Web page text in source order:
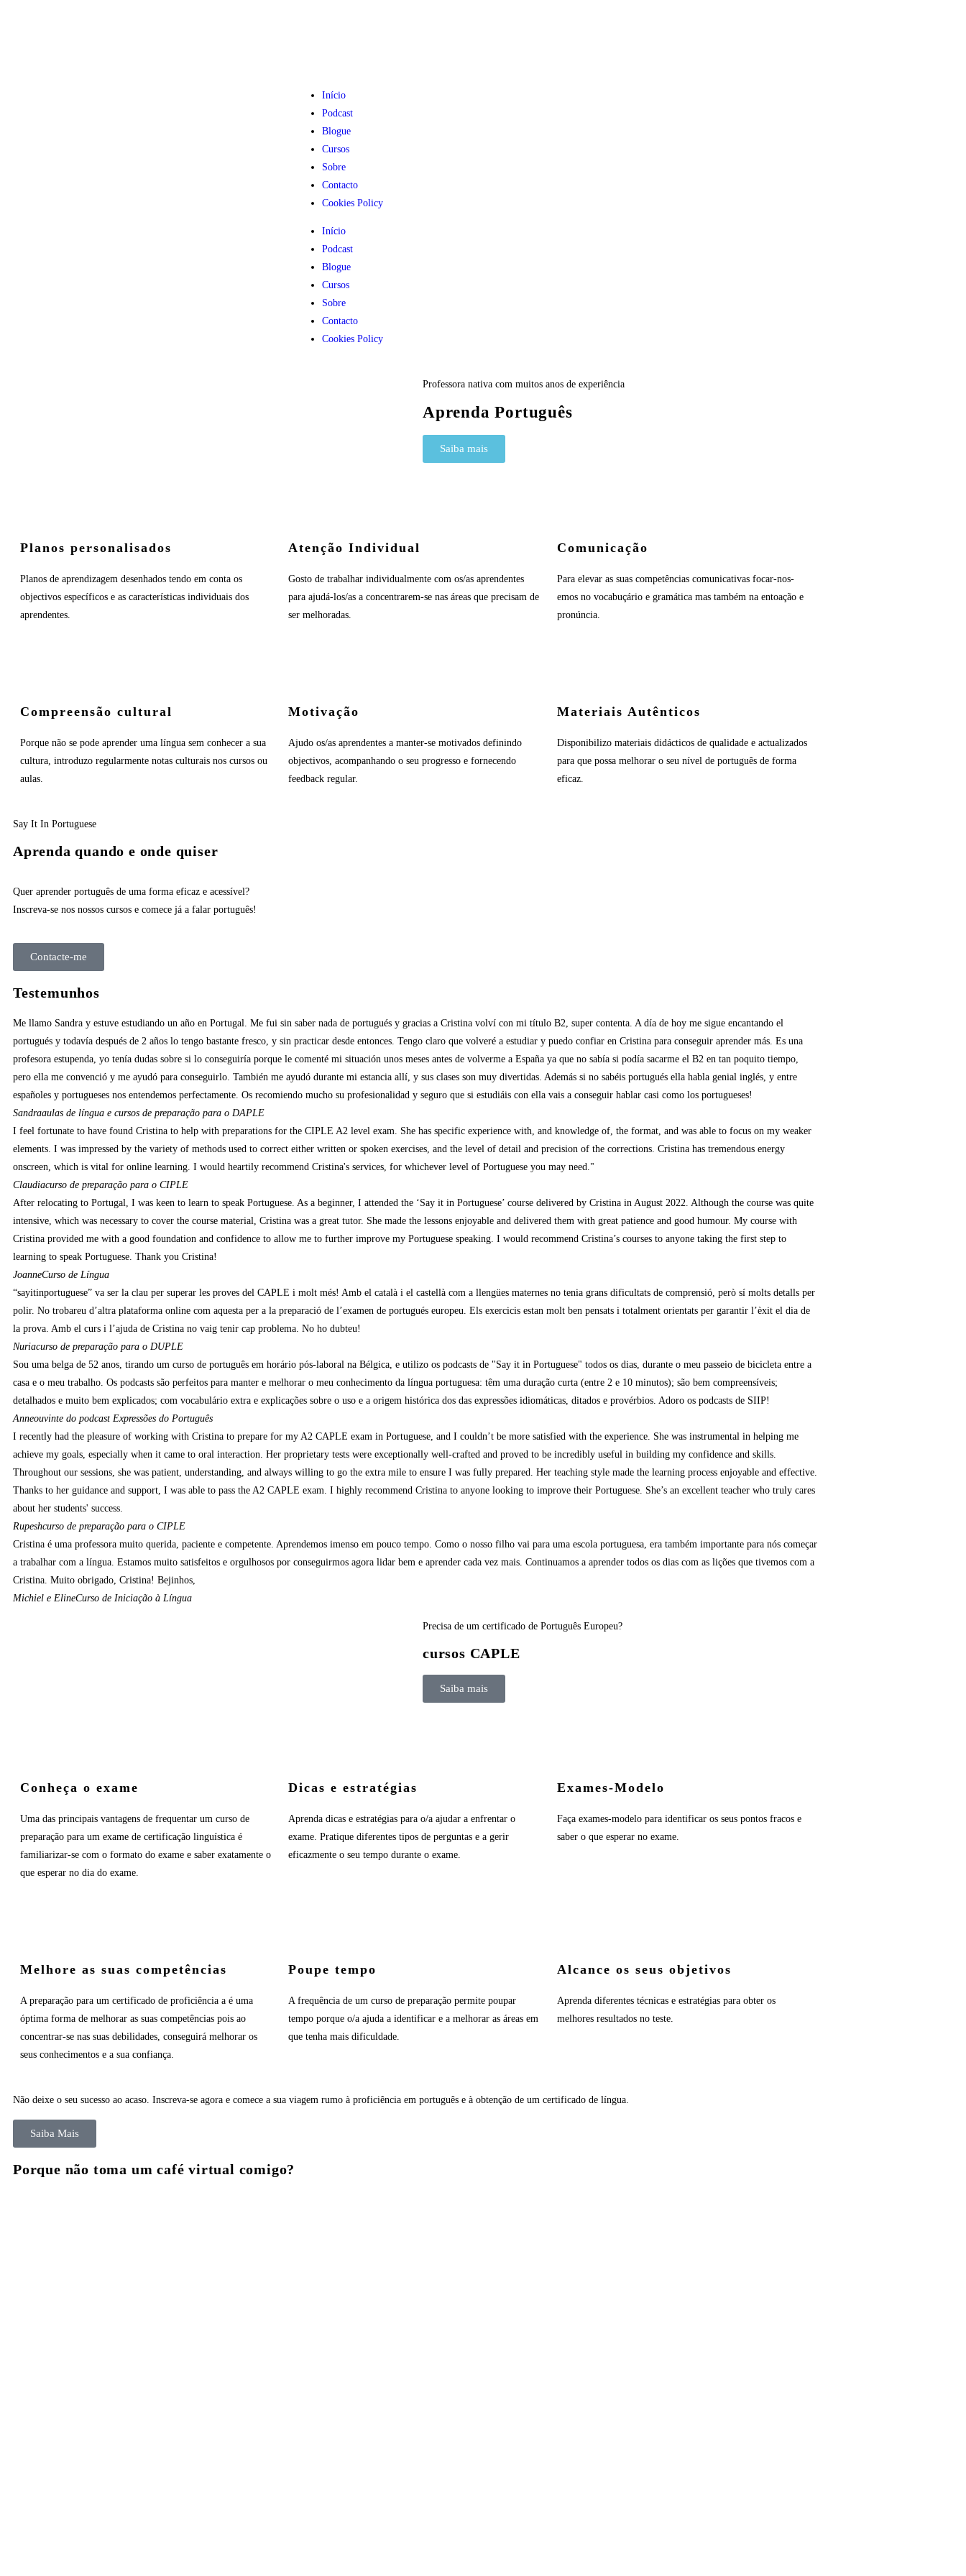
Início
Podcast
Blogue
Cursos
Sobre
Contacto
Cookies Policy
Início
Podcast
Blogue
Cursos
Sobre
Contacto
Cookies Policy
Professora nativa com muitos anos de experiência
Aprenda Português
Saiba mais
Planos personalisados
Planos de aprendizagem desenhados tendo em conta os
objectivos específicos e as características individuais dos
aprendentes.
Atenção Individual
Gosto de trabalhar individualmente com os/as aprendentes
para ajudá-los/as a concentrarem-se nas áreas que precisam de
ser melhoradas.
Comunicação
Para elevar as suas competências comunicativas focar-nos-
emos no vocabuçário e gramática mas também na entoação e
pronúncia.
Compreensão cultural
Porque não se pode aprender uma língua sem conhecer a sua
cultura, introduzo regularmente notas culturais nos cursos ou
aulas.
Motivação
Ajudo os/as aprendentes a manter-se motivados definindo
objectivos, acompanhando o seu progresso e fornecendo
feedback regular.
Materiais Autênticos
Disponibilizo materiais didácticos de qualidade e actualizados
para que possa melhorar o seu nível de português de forma
eficaz.
Say It In Portuguese
Aprenda quando e onde quiser
Quer aprender português de uma forma eficaz e acessível?
Inscreva-se nos nossos cursos e comece já a falar português!
Contacte-me
Testemunhos
Me llamo Sandra y estuve estudiando un año en Portugal. Me fui sin saber nada de portugués y gracias a Cristina volví con mi título B2, super contenta. A día de hoy me sigue encantando el
portugués y todavía después de 2 años lo tengo bastante fresco, y sin practicar desde entonces. Tengo claro que volveré a estudiar y puedo confiar en Cristina para conseguir aprender más. Es una
profesora estupenda, yo tenía dudas sobre si lo conseguiría porque le comenté mi situación unos meses antes de volverme a España ya que no sabía si podía sacarme el B2 en tan poquito tiempo,
pero ella me convenció y me ayudó para conseguirlo. También me ayudó durante mi estancia allí, y sus clases son muy divertidas. Además si no sabéis portugués ella habla genial inglés, y entre
españoles y portugueses nos entendemos perfectamente. Os recomiendo mucho su profesionalidad y seguro que si estudiáis con ella vais a conseguir hablar casi como los portugueses!
Sandraaulas de língua e cursos de preparação para o DAPLE
I feel fortunate to have found Cristina to help with preparations for the CIPLE A2 level exam. She has specific experience with, and knowledge of, the format, and was able to focus on my weaker
elements. I was impressed by the variety of methods used to correct either written or spoken exercises, and the level of detail and precision of the corrections. Cristina has tremendous energy
onscreen, which is vital for online learning. I would heartily recommend Cristina's services, for whichever level of Portuguese you may need."
Claudiacurso de preparação para o CIPLE
After relocating to Portugal, I was keen to learn to speak Portuguese. As a beginner, I attended the ‘Say it in Portuguese’ course delivered by Cristina in August 2022. Although the course was quite
intensive, which was necessary to cover the course material, Cristina was a great tutor. She made the lessons enjoyable and delivered them with great patience and good humour. My course with
Cristina provided me with a good foundation and confidence to allow me to further improve my Portuguese speaking. I would recommend Cristina’s courses to anyone taking the first step to
learning to speak Portuguese. Thank you Cristina!
JoanneCurso de Língua
“sayitinportuguese” va ser la clau per superar les proves del CAPLE i molt més! Amb el català i el castellà com a llengües maternes no tenia grans dificultats de comprensió, però sí molts detalls per
polir. No trobareu d’altra plataforma online com aquesta per a la preparació de l’examen de portugués europeu. Els exercicis estan molt ben pensats i totalment orientats per garantir l’èxit el dia de
la prova. Amb el curs i l’ajuda de Cristina no vaig tenir cap problema. No ho dubteu!
Nuriacurso de preparação para o DUPLE
Sou uma belga de 52 anos, tirando um curso de português em horário pós-laboral na Bélgica, e utilizo os podcasts de "Say it in Portuguese" todos os dias, durante o meu passeio de bicicleta entre a
casa e o meu trabalho. Os podcasts são perfeitos para manter e melhorar o meu conhecimento da língua portuguesa: têm uma duração curta (entre 2 e 10 minutos); são bem compreensíveis;
detalhados e muito bem explicados; com vocabulário extra e explicações sobre o uso e a origem histórica dos das expressões idiomáticas, ditados e provérbios. Adoro os podcasts de SIIP!
Anneouvinte do podcast Expressões do Português
I recently had the pleasure of working with Cristina to prepare for my A2 CAPLE exam in Portuguese, and I couldn’t be more satisfied with the experience. She was instrumental in helping me
achieve my goals, especially when it came to oral interaction. Her proprietary tests were exceptionally well-crafted and proved to be incredibly useful in building my confidence and skills.
Throughout our sessions, she was patient, understanding, and always willing to go the extra mile to ensure I was fully prepared. Her teaching style made the learning process enjoyable and effective.
Thanks to her guidance and support, I was able to pass the A2 CAPLE exam. I highly recommend Cristina to anyone looking to improve their Portuguese. She’s an excellent teacher who truly cares
about her students' success.
Rupeshcurso de preparação para o CIPLE
Cristina é uma professora muito querida, paciente e competente. Aprendemos imenso em pouco tempo. Como o nosso filho vai para uma escola portuguesa, era também importante para nós começar
a trabalhar com a língua. Estamos muito satisfeitos e orgulhosos por conseguirmos agora lidar bem e aprender cada vez mais. Continuamos a aprender todos os dias com as lições que tivemos com a
Cristina. Muito obrigado, Cristina! Bejinhos,
Michiel e ElineCurso de Iniciação à Língua
Precisa de um certificado de Português Europeu?
cursos CAPLE
Saiba mais
Conheça o exame
Uma das principais vantagens de frequentar um curso de
preparação para um exame de certificação linguística é
familiarizar-se com o formato do exame e saber exatamente o
que esperar no dia do exame.
Dicas e estratégias
Aprenda dicas e estratégias para o/a ajudar a enfrentar o
exame. Pratique diferentes tipos de perguntas e a gerir
eficazmente o seu tempo durante o exame.
Exames-Modelo
Faça exames-modelo para identificar os seus pontos fracos e
saber o que esperar no exame.
Melhore as suas competências
A preparação para um certificado de proficiência a é uma
óptima forma de melhorar as suas competências pois ao
concentrar-se nas suas debilidades, conseguirá melhorar os
seus conhecimentos e a sua confiança.
Poupe tempo
A frequência de um curso de preparação permite poupar
tempo porque o/a ajuda a identificar e a melhorar as áreas em
que tenha mais dificuldade.
Alcance os seus objetivos
Aprenda diferentes técnicas e estratégias para obter os
melhores resultados no teste.
Não deixe o seu sucesso ao acaso. Inscreva-se agora e comece a sua viagem rumo à proficiência em português e à obtenção de um certificado de língua.
Saiba Mais
Porque não toma um café virtual comigo?